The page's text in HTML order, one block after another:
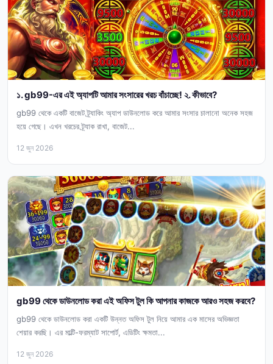
১. gb99-এর এই অ্যাপটি আমার সংসারের খরচ বাঁচাচ্ছে! ২. কীভাবে?
gb99 থেকে একটি বাজেট ট্র্যাকিং অ্যাপ ডাউনলোড করে আমার সংসার চালানো অনেক সহজ
হয়ে গেছে। এখন খরচের ট্র্যাক রাখা, বাজেট...
12 জুন 2026
gb99 থেকে ডাউনলোড করা এই অফিস টুল কি আপনার কাজকে আরও সহজ করবে?
gb99 থেকে ডাউনলোড করা একটি উন্নত অফিস টুল নিয়ে আমার এক মাসের অভিজ্ঞতা
শেয়ার করছি। এর মাল্টি-ফরম্যাট সাপোর্ট, এডিটিং ক্ষমতা...
12 জুন 2026